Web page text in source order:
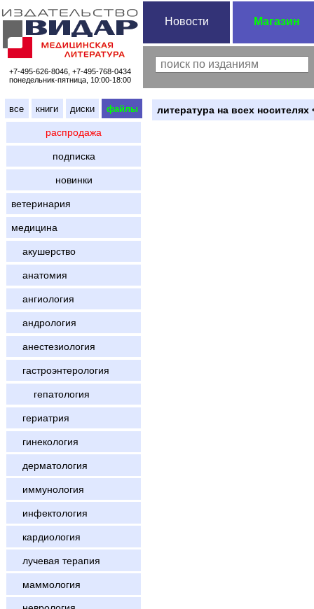
+7-495-626-8046, +7-495-768-0434
понедельник-пятница, 10:00-18:00
Новости Магазин
все книги диски файлы
распродажа
подписка
новинки
ветеринария
медицина
акушерство
анатомия
ангиология
андрология
анестезиология
гастроэнтерология
гепатология
гериатрия
гинекология
дерматология
иммунология
инфектология
кардиология
лучевая терапия
маммология
литература на всех носителях